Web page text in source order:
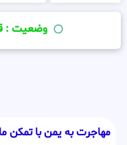
وضعیت : قابل
مهاجرت به یمن با تمکن